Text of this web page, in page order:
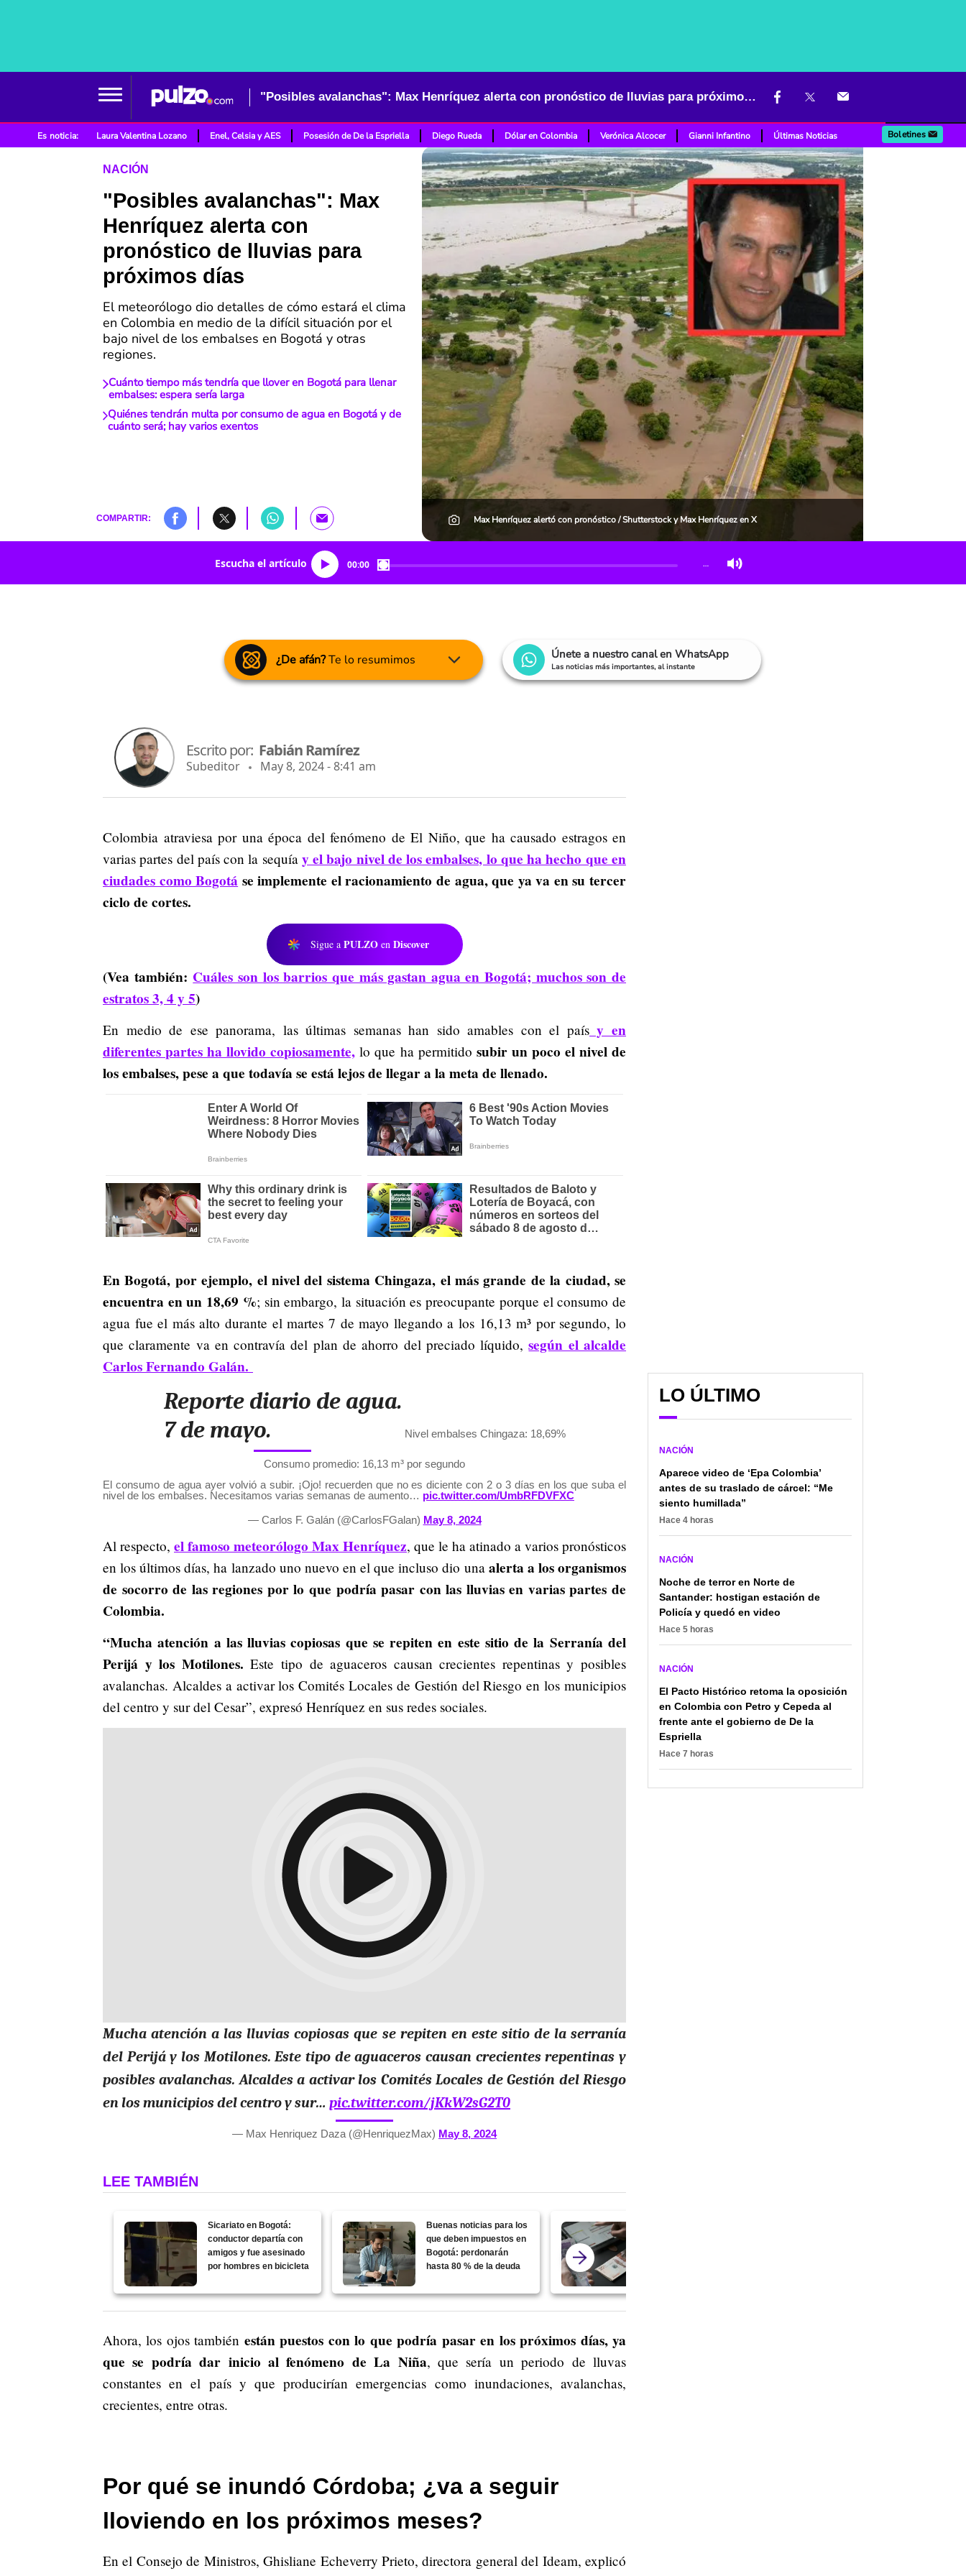
"Posibles avalanchas": Max Henríquez alerta con pronóstico de lluvias para próximos días
Es noticia: Laura Valentina Lozano Enel, Celsia y AES Posesión de De la Espriella Diego Rueda Dólar en Colombia Verónica Alcocer Gianni Infantino Últimas Noticias Boletines
NACIÓN
"Posibles avalanchas": Max
Henríquez alerta con
pronóstico de lluvias para
próximos días
El meteorólogo dio detalles de cómo estará el clima
en Colombia en medio de la difícil situación por el
bajo nivel de los embalses en Bogotá y otras
regiones.
Cuánto tiempo más tendría que llover en Bogotá para llenar
embalses: espera sería larga
Quiénes tendrán multa por consumo de agua en Bogotá y de
cuánto será; hay varios exentos
COMPARTIR: Max Henríquez alertó con pronóstico / Shutterstock y Max Henríquez en X
Escucha el artículo 00:00 …
¿De afán?Te lo resumimos Únete a nuestro canal en WhatsApp
Las noticias más importantes, al instante
Escrito por: Fabián Ramírez
Subeditor May 8, 2024 - 8:41 am
Colombia atraviesa por una época del fenómeno de El Niño, que ha causado estragos en
varias partes del país con la sequía y el bajo nivel de los embalses, lo que ha hecho que en
ciudades como Bogotá se implemente el racionamiento de agua, que ya va en su tercer
ciclo de cortes.
Sigue a PULZO en Discover
(Vea también: Cuáles son los barrios que más gastan agua en Bogotá; muchos son de
estratos 3, 4 y 5)
En medio de ese panorama, las últimas semanas han sido amables con el paísy en
diferentes partes ha llovido copiosamente, lo que ha permitido subir un poco el nivel de
los embalses, pese a que todavía se está lejos de llegar a la meta de llenado.
En Bogotá, por ejemplo, el nivel del sistema Chingaza, el más grande de la ciudad, se
encuentra en un 18,69 %; sin embargo, la situación es preocupante porque el consumo de
agua fue el más alto durante el martes 7 de mayo llegando a los 16,13 m³ por segundo, lo
que claramente va en contravía del plan de ahorro del preciado líquido,según el alcalde
Carlos Fernando Galán.
Reporte diario de agua.
7 de mayo.
Nivel embalses Chingaza: 18,69%
Consumo promedio: 16,13 m³ por segundo
El consumo de agua ayer volvió a subir. ¡Ojo! recuerden que no es diciente con 2 o 3 días en los que suba el
nivel de los embalses. Necesitamos varias semanas de aumento… pic.twitter.com/UmbRFDVFXC
— Carlos F. Galán (@CarlosFGalan) May 8, 2024
Al respecto, el famoso meteorólogo Max Henríquez, que le ha atinado a varios pronósticos
en los últimos días, ha lanzado uno nuevo en el que incluso dio una alerta a los organismos
de socorro de las regiones por lo que podría pasar con las lluvias en varias partes de
Colombia.
“Mucha atención a las lluvias copiosas que se repiten en este sitio de la Serranía del
Perijá y los Motilones. Este tipo de aguaceros causan crecientes repentinas y posibles
avalanchas. Alcaldes a activar los Comités Locales de Gestión del Riesgo en los municipios
del centro y sur del Cesar”, expresó Henríquez en sus redes sociales.
Mucha atención a las lluvias copiosas que se repiten en este sitio de la serranía
del Perijá y los Motilones. Este tipo de aguaceros causan crecientes repentinas y
posibles avalanchas. Alcaldes a activar los Comités Locales de Gestión del Riesgo
en los municipios del centro y sur… pic.twitter.com/jKkW2sG2T0
— Max Henriquez Daza (@HenriquezMax) May 8, 2024
LEE TAMBIÉN
Sicariato en Bogotá:
conductor departía con
amigos y fue asesinado
por hombres en bicicleta
Buenas noticias para los
que deben impuestos en
Bogotá: perdonarán
hasta 80 % de la deuda
Ahora, los ojos también están puestos con lo que podría pasar en los próximos días, ya
que se podría dar inicio al fenómeno de La Niña, que sería un periodo de lluvas
constantes en el país y que producirían emergencias como inundaciones, avalanchas,
crecientes, entre otras.
Por qué se inundó Córdoba; ¿va a seguir
lloviendo en los próximos meses?
En el Consejo de Ministros, Ghisliane Echeverry Prieto, directora general del Ideam, explicó
LO ÚLTIMO
NACIÓN
Aparece video de ‘Epa Colombia’
antes de su traslado de cárcel: “Me
siento humillada”
Hace 4 horas
NACIÓN
Noche de terror en Norte de
Santander: hostigan estación de
Policía y quedó en video
Hace 5 horas
NACIÓN
El Pacto Histórico retoma la oposición
en Colombia con Petro y Cepeda al
frente ante el gobierno de De la
Espriella
Hace 7 horas